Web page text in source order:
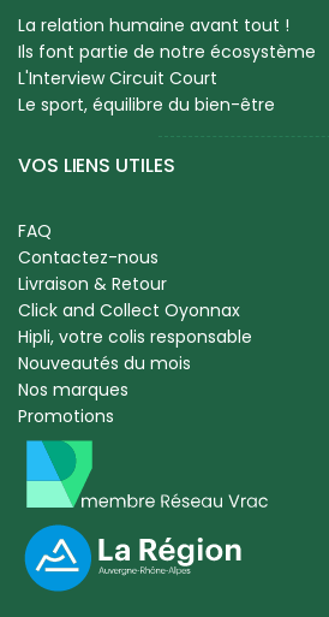
La relation humaine avant tout !
Ils font partie de notre écosystème
L'Interview Circuit Court
Le sport, équilibre du bien-être
VOS LIENS UTILES
FAQ
Contactez-nous
Livraison & Retour
Click and Collect Oyonnax
Hipli, votre colis responsable
Nouveautés du mois
Nos marques
Promotions